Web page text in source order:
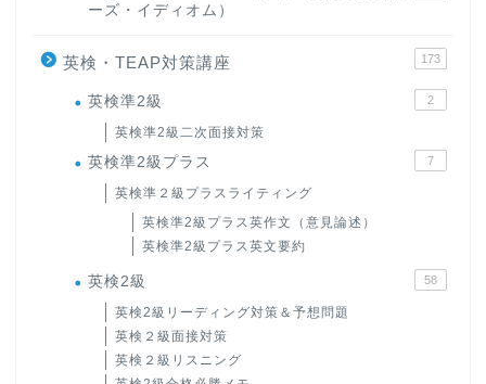
ーズ・イディオム）
英検・TEAP対策講座 173
英検準2級 2
英検準2級二次面接対策
英検準2級プラス 7
英検準２級プラスライティング
英検準2級プラス英作文（意見論述）
英検準2級プラス英文要約
英検2級 58
英検2級リーディング対策＆予想問題
英検２級面接対策
英検２級リスニング